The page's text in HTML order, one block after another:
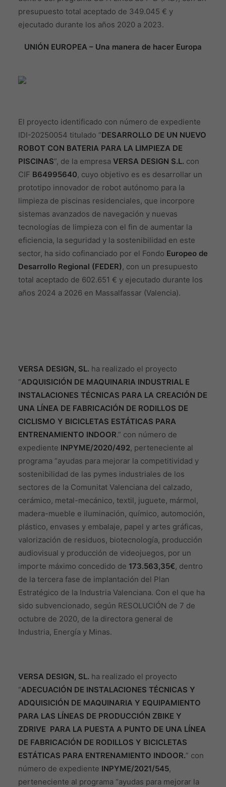
presupuesto total aceptado de 349.045 € y
ejecutado durante los años 2020 a 2023.
UNIÓN EUROPEA – Una manera de hacer Europa
El proyecto identificado con número de expediente
IDI-20250054 titulado “DESARROLLO DE UN NUEVO
ROBOT CON BATERIA PARA LA LIMPIEZA DE
PISCINAS”, de la empresa VERSA DESIGN S.L. con
CIF B64995640, cuyo objetivo es es desarrollar un
prototipo innovador de robot autónomo para la
limpieza de piscinas residenciales, que incorpore
sistemas avanzados de navegación y nuevas
tecnologías de limpieza con el fin de aumentar la
eficiencia, la seguridad y la sostenibilidad en este
sector, ha sido cofinanciado por el Fondo Europeo de
Desarrollo Regional (FEDER), con un presupuesto
total aceptado de 602.651 € y ejecutado durante los
años 2024 a 2026 en Massalfassar (Valencia).
VERSA DESIGN, SL. ha realizado el proyecto
“ADQUISICIÓN DE MAQUINARIA INDUSTRIAL E
INSTALACIONES TÉCNICAS PARA LA CREACIÓN DE
UNA LÍNEA DE FABRICACIÓN DE RODILLOS DE
CICLISMO Y BICICLETAS ESTÁTICAS PARA
ENTRENAMIENTO INDOOR.” con número de
expediente INPYME/2020/492, perteneciente al
programa “ayudas para mejorar la competitividad y
sostenibilidad de las pymes industriales de los
sectores de la Comunitat Valenciana del calzado,
cerámico, metal-mecánico, textil, juguete, mármol,
madera-mueble e iluminación, químico, automoción,
plástico, envases y embalaje, papel y artes gráficas,
valorización de residuos, biotecnología, producción
audiovisual y producción de videojuegos, por un
importe máximo concedido de 173.563,35€, dentro
de la tercera fase de implantación del Plan
Estratégico de la Industria Valenciana. Con el que ha
sido subvencionado, según RESOLUCIÓN de 7 de
octubre de 2020, de la directora general de
Industria, Energía y Minas.
VERSA DESIGN, SL. ha realizado el proyecto
“ADECUACIÓN DE INSTALACIONES TÉCNICAS Y
ADQUISICIÓN DE MAQUINARIA Y EQUIPAMIENTO
PARA LAS LÍNEAS DE PRODUCCIÓN ZBIKE Y
ZDRIVE PARA LA PUESTA A PUNTO DE UNA LÍNEA
DE FABRICACIÓN DE RODILLOS Y BICICLETAS
ESTÁTICAS PARA ENTRENAMIENTO INDOOR.” con
número de expediente INPYME/2021/545,
perteneciente al programa “ayudas para mejorar la